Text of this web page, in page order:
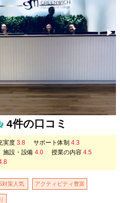
▶︎
4件の口コミ
実度 3.8 サポート体制 4.3
施設・設備 4.0 授業の内容 4.5
対策人気 アクティビティ豊富